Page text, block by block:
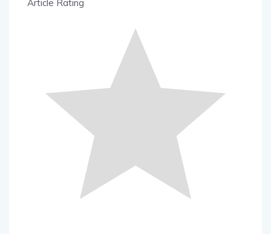
Article Rating